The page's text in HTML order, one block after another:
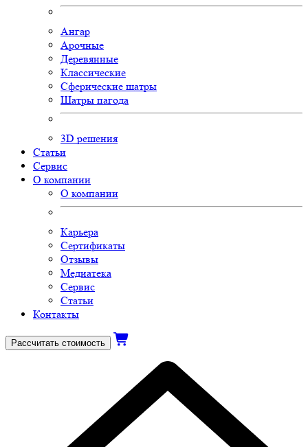
Ангар
Арочные
Деревянные
Классические
Сферические шатры
Шатры пагода
3D решения
Статьи
Сервис
О компании
О компании
Карьера
Сертификаты
Отзывы
Медиатека
Сервис
Статьи
Контакты
Рассчитать стоимость